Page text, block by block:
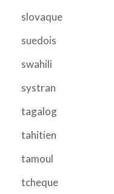
slovaque
suedois
swahili
systran
tagalog
tahitien
tamoul
tcheque